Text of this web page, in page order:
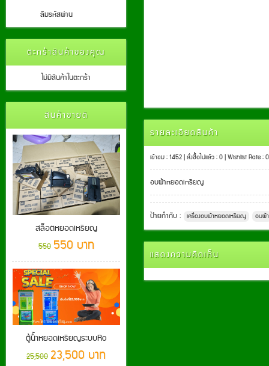
ลืมรหัสผ่าน
ตะกร้าสินค้าของคุณ
ไม่มีสินค้าในตะกร้า
สินค้าขายดี
สล็อตหยอดเหรียญ
550 550 บาท
ตู้น้ำหยอดเหรียญระบบRo
25,500 23,500 บาท
รายละเอียดสินค้า
เข้าชม : 1452 | สั่งซื้อไปแล้ว : 0 | Wishlist Rate : 0
อบผ้าหยอดเหรียญ
ป้ายกำกับ : เครื่องอบผ้าหยอดเหรียญ อบผ้า
แสดงความคิดเห็น